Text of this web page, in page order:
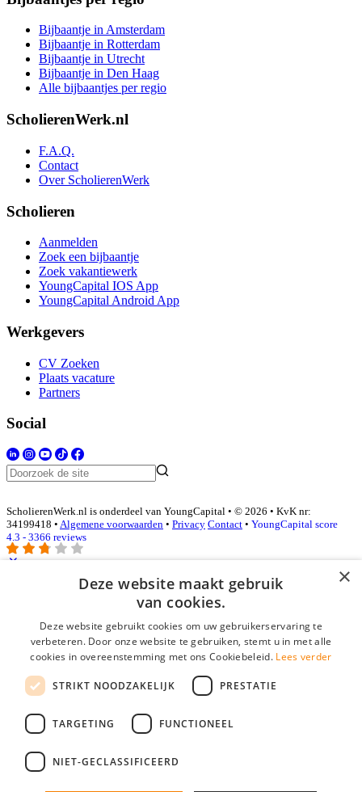
Bijbaantje in Amsterdam
Bijbaantje in Rotterdam
Bijbaantje in Utrecht
Bijbaantje in Den Haag
Alle bijbaantjes per regio
ScholierenWerk.nl
F.A.Q.
Contact
Over ScholierenWerk
Scholieren
Aanmelden
Zoek een bijbaantje
Zoek vakantiewerk
YoungCapital IOS App
YoungCapital Android App
Werkgevers
CV Zoeken
Plaats vacature
Partners
Social
ScholierenWerk.nl is onderdeel van YoungCapital • © 2026 • KvK nr:
34199418 • Algemene voorwaarden • Privacy Contact • YoungCapital score
4.3 - 3366 reviews
Inloggen als bedrijf
E-mail*
Wachtwoord
login gegevens onthouden
login
Bedrijf aanmelden
×
Deze website maakt gebruik
van cookies.
Deze website gebruikt cookies om uw gebruikerservaring te
verbeteren. Door onze website te gebruiken, stemt u in met alle
cookies in overeenstemming met ons Cookiebeleid. Lees verder
STRIKT NOODZAKELIJK PRESTATIE
TARGETING FUNCTIONEEL
NIET-GECLASSIFICEERD